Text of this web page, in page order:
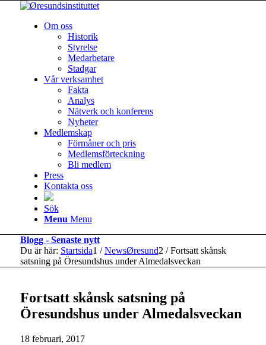
Om oss
Historik
Styrelse
Medarbetare
Stadgar
Vår verksamhet
Fakta
Analys
Nätverk och konferens
Nyheter
Medlemskap
Förmåner och pris
Medlemsförteckning
Bli medlem
Press
Kontakta oss
Sök
Menu Menu
Blogg - Senaste nytt
Du är här: Startsida1 / NewsØresund2 / Fortsatt skånsk
satsning på Öresundshus under Almedalsveckan
Fortsatt skånsk satsning på
Öresundshus under Almedalsveckan
18 februari, 2017